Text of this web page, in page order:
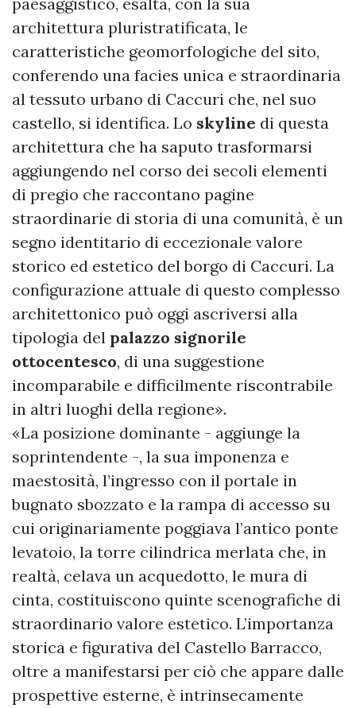
architettura pluristratificata, le
caratteristiche geomorfologiche del sito,
conferendo una facies unica e straordinaria
al tessuto urbano di Caccuri che, nel suo
castello, si identifica. Lo skyline di questa
architettura che ha saputo trasformarsi
aggiungendo nel corso dei secoli elementi
di pregio che raccontano pagine
straordinarie di storia di una comunità, è un
segno identitario di eccezionale valore
storico ed estetico del borgo di Caccuri. La
configurazione attuale di questo complesso
architettonico può oggi ascriversi alla
tipologia del palazzo signorile
ottocentesco, di una suggestione
incomparabile e difficilmente riscontrabile
in altri luoghi della regione».
«La posizione dominante - aggiunge la
soprintendente -, la sua imponenza e
maestosità, l’ingresso con il portale in
bugnato sbozzato e la rampa di accesso su
cui originariamente poggiava l’antico ponte
levatoio, la torre cilindrica merlata che, in
realtà, celava un acquedotto, le mura di
cinta, costituiscono quinte scenografiche di
straordinario valore estetico. L’importanza
storica e figurativa del Castello Barracco,
oltre a manifestarsi per ciò che appare dalle
prospettive esterne, è intrinsecamente